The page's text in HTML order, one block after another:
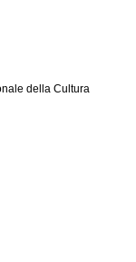
della Cultura